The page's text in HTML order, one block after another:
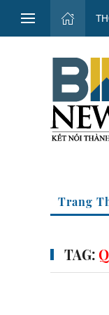
TAG: